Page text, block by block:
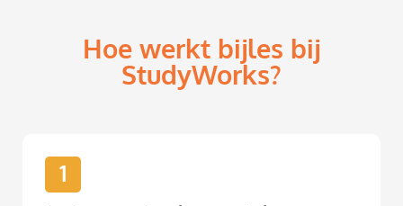
Hoe werkt bijles bij
StudyWorks?
1